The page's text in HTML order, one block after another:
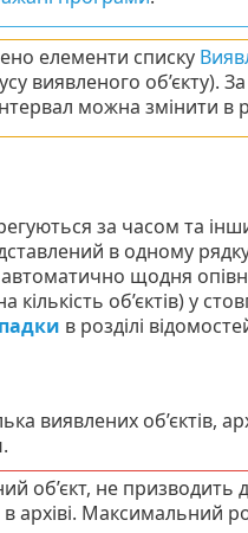
елементи списку
виявленого об’єкту).
можна змінити в
за часом та
в одному
щодня
об’єктів) у
в розділі
виявлених об’єктів,
.
об’єкт, не призводить
архіві. Максимальний